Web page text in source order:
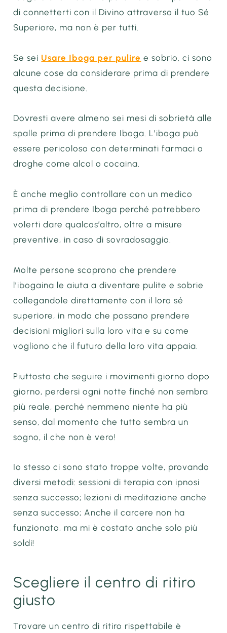
di connetterti con il Divino attraverso il tuo Sé
Superiore, ma non è per tutti.
Se sei Usare Iboga per pulire e sobrio, ci sono
alcune cose da considerare prima di prendere
questa decisione.
Dovresti avere almeno sei mesi di sobrietà alle
spalle prima di prendere Iboga. L’iboga può
essere pericoloso con determinati farmaci o
droghe come alcol o cocaina.
È anche meglio controllare con un medico
prima di prendere Iboga perché potrebbero
volerti dare qualcos’altro, oltre a misure
preventive, in caso di sovradosaggio.
Molte persone scoprono che prendere
l’ibogaina le aiuta a diventare pulite e sobrie
collegandole direttamente con il loro sé
superiore, in modo che possano prendere
decisioni migliori sulla loro vita e su come
vogliono che il futuro della loro vita appaia.
Piuttosto che seguire i movimenti giorno dopo
giorno, perdersi ogni notte finché non sembra
più reale, perché nemmeno niente ha più
senso, dal momento che tutto sembra un
sogno, il che non è vero!
Io stesso ci sono stato troppe volte, provando
diversi metodi: sessioni di terapia con ipnosi
senza successo; lezioni di meditazione anche
senza successo; Anche il carcere non ha
funzionato, ma mi è costato anche solo più
soldi!
Scegliere il centro di ritiro
giusto
Trovare un centro di ritiro rispettabile è